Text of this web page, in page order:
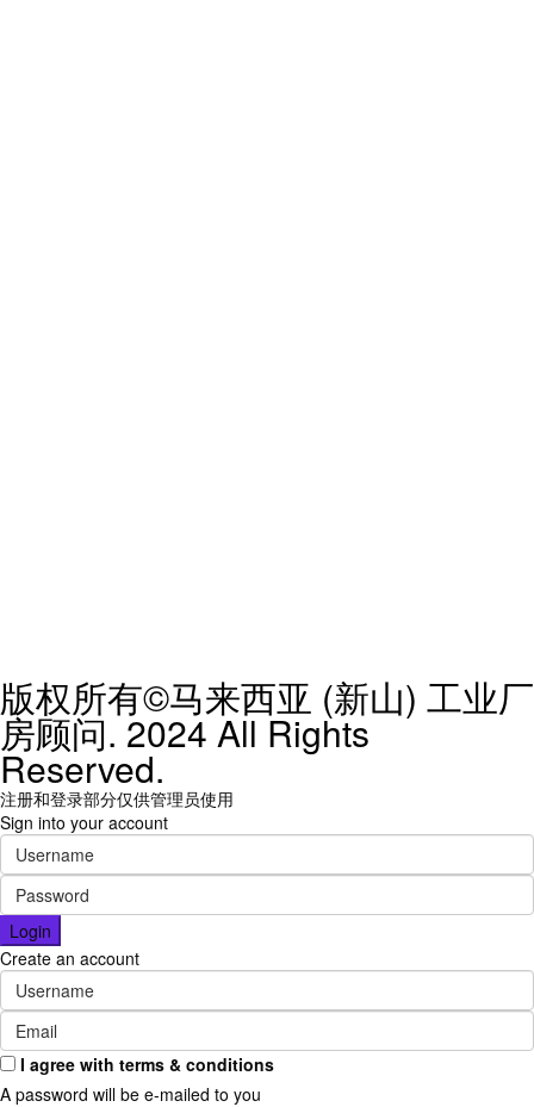
版权所有©马来西亚 (新山) 工业厂
房顾问. 2024 All Rights
Reserved.
注册和登录部分仅供管理员使用
Sign into your account
Login
Create an account
I agree with terms & conditions
A password will be e-mailed to you